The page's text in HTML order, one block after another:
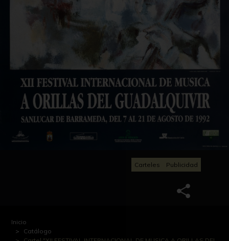
Carteles Publicidad
Inicio
Catálogo